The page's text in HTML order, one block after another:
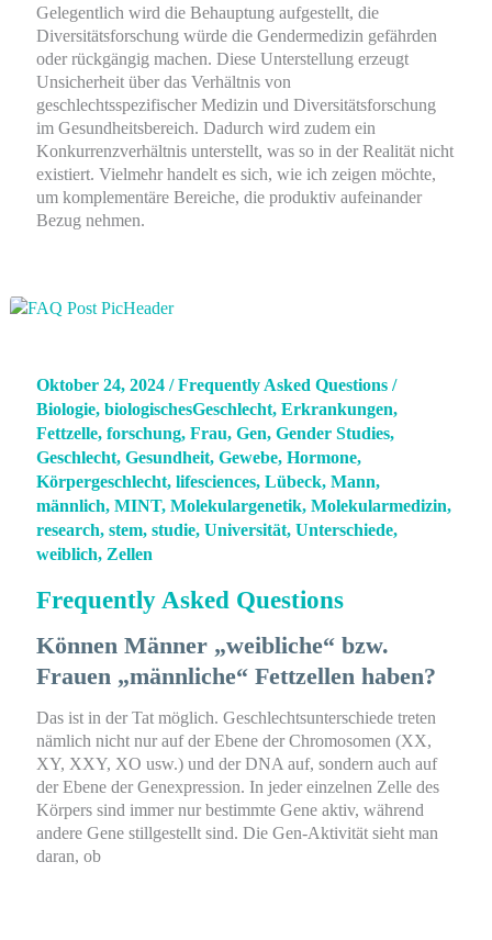
Gelegentlich wird die Behauptung aufgestellt, die
Diversitätsforschung würde die Gendermedizin gefährden
oder rückgängig machen. Diese Unterstellung erzeugt
Unsicherheit über das Verhältnis von
geschlechtsspezifischer Medizin und Diversitätsforschung
im Gesundheitsbereich. Dadurch wird zudem ein
Konkurrenzverhältnis unterstellt, was so in der Realität nicht
existiert. Vielmehr handelt es sich, wie ich zeigen möchte,
um komplementäre Bereiche, die produktiv aufeinander
Bezug nehmen.
Oktober 24, 2024/Frequently Asked Questions /
Biologie,biologischesGeschlecht,Erkrankungen,
Fettzelle,forschung,Frau,Gen,Gender Studies,
Geschlecht,Gesundheit,Gewebe,Hormone,
Körpergeschlecht,lifesciences,Lübeck,Mann,
männlich,MINT,Molekulargenetik,Molekularmedizin,
research,stem,studie,Universität,Unterschiede,
weiblich, Zellen
Frequently Asked Questions
Können Männer „weibliche“ bzw.
Frauen „männliche“ Fettzellen haben?
Das ist in der Tat möglich. Geschlechtsunterschiede treten
nämlich nicht nur auf der Ebene der Chromosomen (XX,
XY, XXY, XO usw.) und der DNA auf, sondern auch auf
der Ebene der Genexpression. In jeder einzelnen Zelle des
Körpers sind immer nur bestimmte Gene aktiv, während
andere Gene stillgestellt sind. Die Gen-Aktivität sieht man
daran, ob